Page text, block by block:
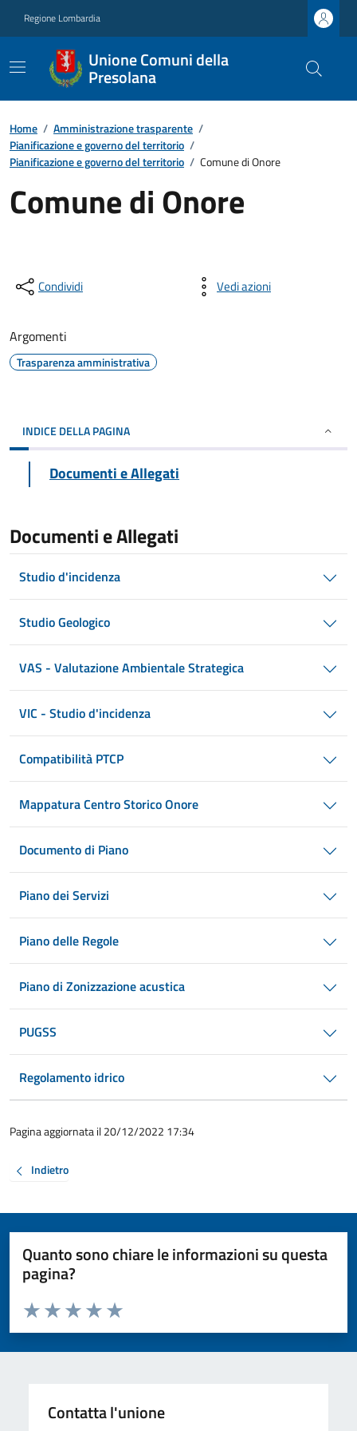
Regione Lombardia
Unione Comuni della
Presolana
Home / Amministrazione trasparente /
Pianificazione e governo del territorio /
Pianificazione e governo del territorio / Comune di Onore
Comune di Onore
Condividi Vedi azioni
Argomenti
Trasparenza amministrativa
INDICE DELLA PAGINA
Documenti e Allegati
Documenti e Allegati
Studio d'incidenza
Studio Geologico
VAS - Valutazione Ambientale Strategica
VIC - Studio d'incidenza
Compatibilità PTCP
Mappatura Centro Storico Onore
Documento di Piano
Piano dei Servizi
Piano delle Regole
Piano di Zonizzazione acustica
PUGSS
Regolamento idrico
Pagina aggiornata il 20/12/2022 17:34
Indietro
Quanto sono chiare le informazioni su questa
pagina?
Valuta da 1 a 5 stelle la pagina
Valuta 5 stelle su 5
Valuta 4 stelle su 5
Valuta 3 stelle su 5
Valuta 2 stelle su 5
Valuta 1 stelle su 5
Contatta l'unione